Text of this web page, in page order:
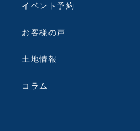
イベント予約
お客様の声
土地情報
コラム